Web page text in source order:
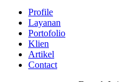
Profile
Layanan
Portofolio
Klien
Artikel
Contact